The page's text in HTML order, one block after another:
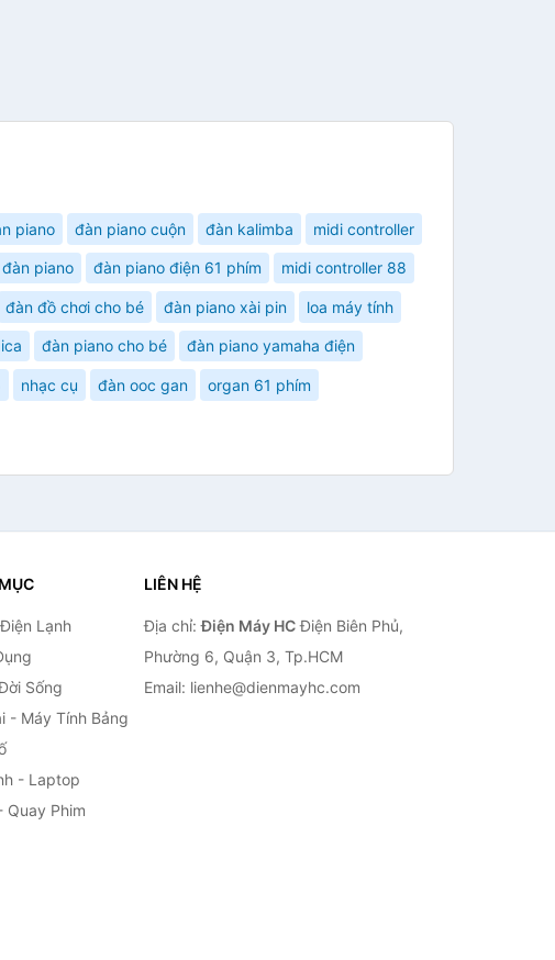
piano đàn piano cuộn đàn kalimba midi controller
piano đàn piano điện 61 phím midi controller 88
đàn đồ chơi cho bé đàn piano xài pin loa máy tính
đàn piano cho bé đàn piano yamaha điện
nhạc cụ đàn ooc gan organ 61 phím
Lạnh
Sống
- Máy Tính Bảng
- Laptop
Quay Phim
LIÊN HỆ
Địa chỉ:Điện Máy HCĐiện Biên Phủ,
Phường 6, Quận 3, Tp.HCM
Email: lienhe@dienmayhc.com